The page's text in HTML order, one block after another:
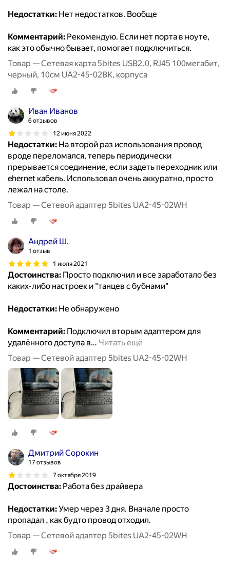
Недостатки: Нет недостатков. Вообще
Комментарий: Рекомендую. Если нет порта в ноуте,
как это обычно бывает, помогает подключиться.
Товар — Сетевая карта 5bites USB2.0, RJ45 100мегабит,
черный, 10см UA2-45-02BK, корпуса
Иван Иванов
6 отзывов
12 июня 2022
Недостатки: На второй раз использования провод
вроде переломался, теперь периодически
прерывается соединение, если задеть переходник или
ehernet кабель. Использовал очень аккуратно, просто
лежал на столе.
Товар — Сетевой адаптер 5bites UA2-45-02WH
Андрей Ш.
1 отзыв
1 июля 2021
Достоинства: Просто подключил и все заработало без
каких-либо настроек и "танцев с бубнами"
Недостатки: Не обнаружено
Комментарий: Подключил вторым адаптером для
удалённого доступа в… Читать ещё
Товар — Сетевой адаптер 5bites UA2-45-02WH
Дмитрий Сорокин
17 отзывов
7 октября 2019
Достоинства: Работа без драйвера
Недостатки:Умер через 3 дня. Вначале просто
пропадал , как будто провод отходил.
Товар — Сетевой адаптер 5bites UA2-45-02WH